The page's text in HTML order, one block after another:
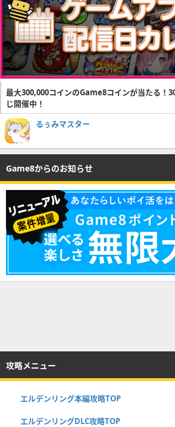
最大300,000コインのGame8コインが当たる！
じ開催中！
るぅみマスター
Game8からのお知らせ
攻略メニュー
エルデンリング本編攻略TOP
エルデンリングDLC攻略TOP